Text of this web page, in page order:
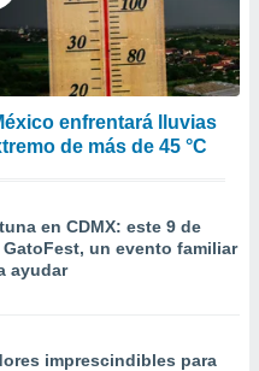
enfrentará lluvias
de más de 45 °C
en CDMX: este 9 de
un evento familiar
ayudar
imprescindibles para